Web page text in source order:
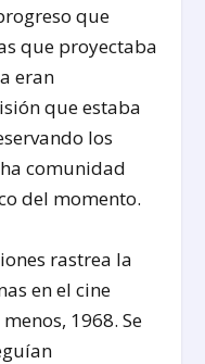
que
que proyectaba
eran
que estaba
los
comunidad
del momento.
rastrea la
en el cine
1968. Se